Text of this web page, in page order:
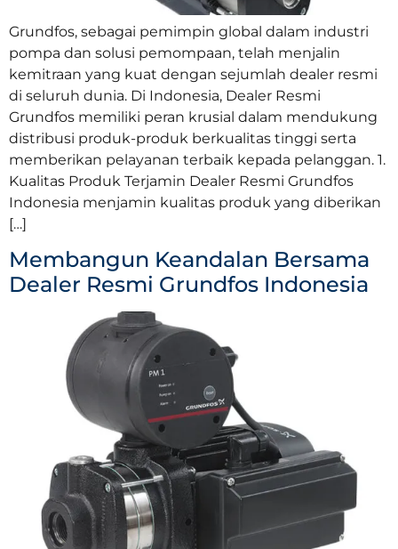
Grundfos, sebagai pemimpin global dalam industri
pompa dan solusi pemompaan, telah menjalin
kemitraan yang kuat dengan sejumlah dealer resmi
di seluruh dunia. Di Indonesia, Dealer Resmi
Grundfos memiliki peran krusial dalam mendukung
distribusi produk-produk berkualitas tinggi serta
memberikan pelayanan terbaik kepada pelanggan. 1.
Kualitas Produk Terjamin Dealer Resmi Grundfos
Indonesia menjamin kualitas produk yang diberikan
[…]
Membangun Keandalan Bersama
Dealer Resmi Grundfos Indonesia